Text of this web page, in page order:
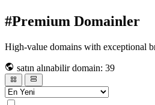
#Premium Domainler
High-value domains with exceptional
satın alınabilir domain: 39